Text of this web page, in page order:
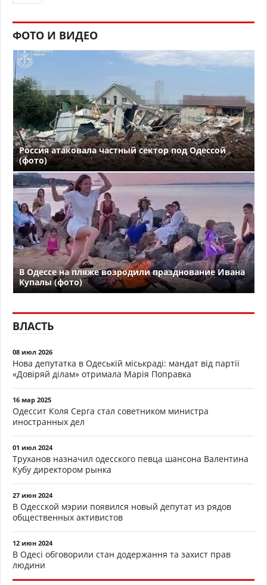
ФОТО И ВИДЕО
Россия атаковала частный сектор под Одессой
(фото)
В Одессе на пляже возродили празднование Ивана
Купалы (фото)
ВЛАСТЬ
08 июл 2026
Нова депутатка в Одеській міськраді: мандат від партії
«Довіряй ділам» отримала Марія Поправка
16 мар 2025
Одессит Коля Серга стал советником министра
иностранных дел
01 июл 2024
Труханов назначил одесского певца шансона Валентина
Кубу директором рынка
27 июн 2024
В Одесской мэрии появился новый депутат из рядов
общественных активистов
12 июн 2024
В Одесі обговорили стан додержання та захист прав
людини